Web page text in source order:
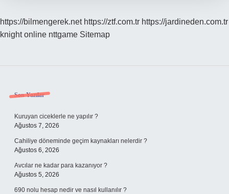
https://bilmengerek.net https://ztf.com.tr https://jardineden.com.tr
knight online nttgame Sitemap
Sidebar
Son Yazılar
Kuruyan ciceklerle ne yapılır ?
Ağustos 7, 2026
Cahiliye döneminde geçim kaynakları nelerdir ?
Ağustos 6, 2026
Avcılar ne kadar para kazanıyor ?
Ağustos 5, 2026
690 nolu hesap nedir ve nasıl kullanılır ?